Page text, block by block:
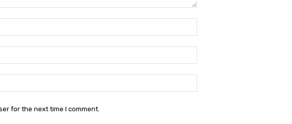
for the next time I comment.